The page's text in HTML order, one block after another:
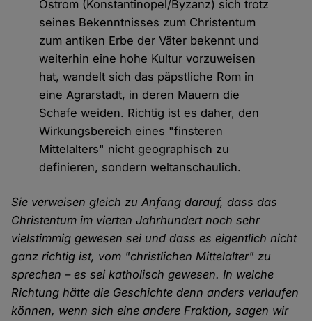
Ostrom (Konstantinopel/Byzanz) sich trotz
seines Bekenntnisses zum Christentum
zum antiken Erbe der Väter bekennt und
weiterhin eine hohe Kultur vorzuweisen
hat, wandelt sich das päpstliche Rom in
eine Agrarstadt, in deren Mauern die
Schafe weiden. Richtig ist es daher, den
Wirkungsbereich eines "finsteren
Mittelalters" nicht geographisch zu
definieren, sondern weltanschaulich.
Sie verweisen gleich zu Anfang darauf, dass das
Christentum im vierten Jahrhundert noch sehr
vielstimmig gewesen sei und dass es eigentlich nicht
ganz richtig ist, vom "christlichen Mittelalter" zu
sprechen – es sei katholisch gewesen. In welche
Richtung hätte die Geschichte denn anders verlaufen
können, wenn sich eine andere Fraktion, sagen wir